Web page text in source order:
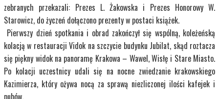
zebranych przekazali: Prezes L. Żakowska i Prezes Honorowy W.
Starowicz, do życzeń dołączono prezenty w postaci książek.
Pierwszy dzień spotkania i obrad zakończył się wspólną, koleżeńską
kolacją w restauracji Vidok na szczycie budynku Jubilat, skąd roztacza
się piękny widok na panoramę Krakowa – Wawel, Wisłę i Stare Miasto.
Po kolacji uczestnicy udali się na nocne zwiedzanie krakowskiego
Kazimierza, który ożywa nocą za sprawą niezliczonej ilości kafejek i
pubów.